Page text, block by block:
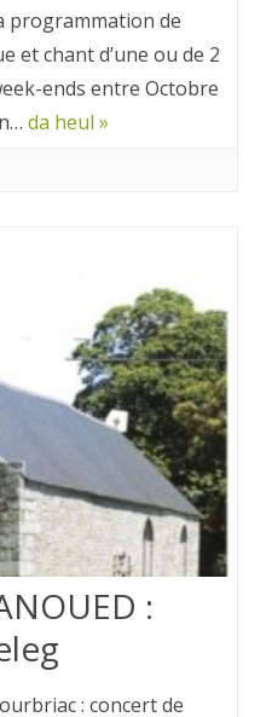
programmation de
et chant d’une ou de 2
ends entre Octobre
da heul »
:
: concert de